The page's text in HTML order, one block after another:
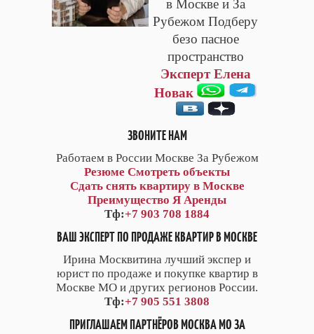
в Москве и За
Рубежом Подберу
безо пасное
пространство
Эксперт Елена
Новак
ЗВОНИТЕ НАМ
Работаем в России Москве За Рубежом
Резюме Смотреть объекты
Сдать снять квартиру в Москве
Преимущество Я Аренды
Тф:+7 903 708 1884
ВАШ ЭКСПЕРТ ПО ПРОДАЖЕ КВАРТИР В МОСКВЕ
Ирина Москвитина лучший экспер и
юрист по продаже и покупке квартир в
Москве МО и других регионов России.
Тф:+7 905 551 3808
ПРИГЛАШАЕМ ПАРТНЁРОВ МОСКВА МО ЗА